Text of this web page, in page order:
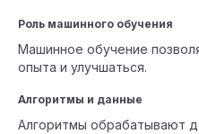
Роль машинного обучения
Машинное обучение
опыта и улучшаться.
Алгоритмы и данные
Алгоритмы обрабатывают